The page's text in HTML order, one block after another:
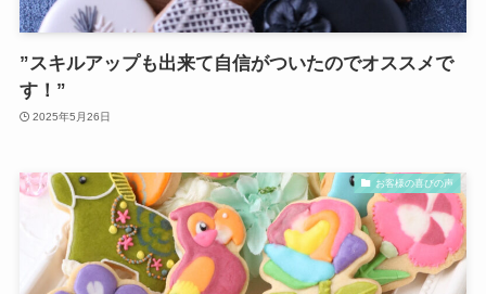
”スキルアップも出来て自信がついたのでオススメで
す！”
2025年5月26日
お客様の喜びの声